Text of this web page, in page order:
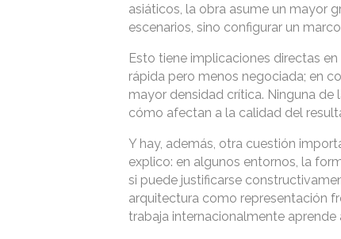
asiáticos, la obra asume un mayor
escenarios, sino configurar un
Esto tiene implicaciones directas
rápida pero menos negociada; en
mayor densidad crítica. Ninguna
cómo afectan a la calidad del
Y hay, además, otra cuestión
explico: en algunos entornos, la
si puede justificarse
arquitectura como representación
trabaja internacionalmente